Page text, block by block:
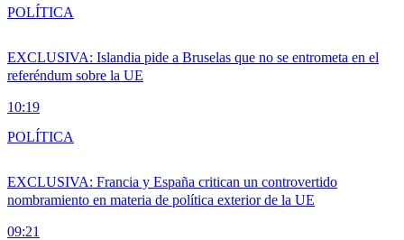
EXCLUSIVA: Islandia pide a Bruselas que no se entrometa en el
referéndum sobre la UE
10:19
POLÍTICA
EXCLUSIVA: Francia y España critican un controvertido
nombramiento en materia de política exterior de la UE
09:21
POLÍTICA